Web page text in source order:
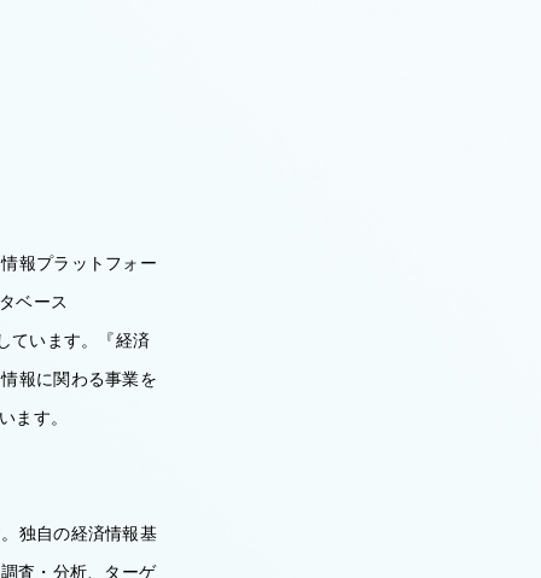
報プラットフォー
ベース
ています。『経済
報に関わる事業を
ます。
独自の経済情報基
査・分析、ターゲ